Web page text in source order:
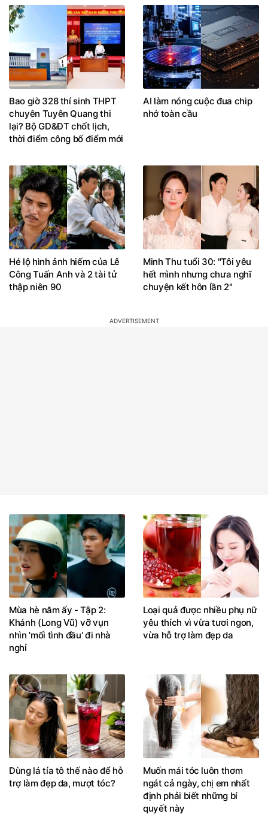
Bao giờ 328 thí sinh THPT
chuyên Tuyên Quang thi
lại? Bộ GD&ĐT chốt lịch,
thời điểm công bố điểm mới
AI làm nóng cuộc đua chip
nhớ toàn cầu
Hé lộ hình ảnh hiếm của Lê
Công Tuấn Anh và 2 tài tử
thập niên 90
Minh Thu tuổi 30: "Tôi yêu
hết mình nhưng chưa nghĩ
chuyện kết hôn lần 2"
Mùa hè năm ấy - Tập 2:
Khánh (Long Vũ) vỡ vụn
nhìn 'mối tình đầu' đi nhà
nghỉ
Loại quả được nhiều phụ nữ
yêu thích vì vừa tươi ngon,
vừa hỗ trợ làm đẹp da
Dùng lá tía tô thế nào để hỗ
trợ làm đẹp da, mượt tóc?
Muốn mái tóc luôn thơm
ngát cả ngày, chị em nhất
định phải biết những bí
quyết này